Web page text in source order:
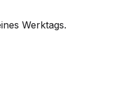
Werktags.